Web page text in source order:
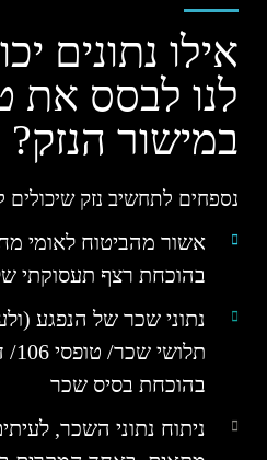
אילו נתונים
לנו לבסס את
במישור הנזק?
נספחים לתחשיב נזק שיכולים
אשור מהביטוח לאומי
בהוכחת רצף תעסוקתי
נתוני שכר של הנפגע
בהוכחת בסיס שכר
ניתוח נתוני השכר,